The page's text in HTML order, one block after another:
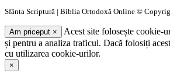
Sfânta Scriptură | Biblia Ortodoxă Online ©
Am priceput ×
Acest site folosește cookie-
și pentru a analiza traficul. Dacă folosiți
cu utilizarea cookie-urilor.
×